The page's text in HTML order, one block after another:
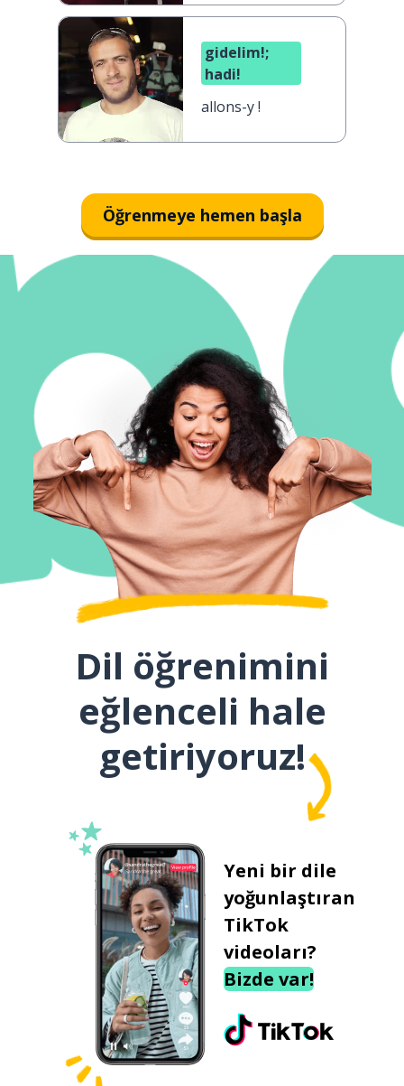
gidelim!;
hadi!
allons-y !
Öğrenmeye hemen başla
Dil öğrenimini
eğlenceli hale
getiriyoruz!
Yeni bir dile
yoğunlaştıran
TikTok
videoları?
Bizde var!